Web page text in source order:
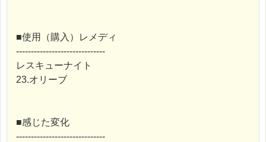
■使用（購入）レメディ
------------------------------
レスキューナイト
23.オリーブ
■感じた変化
------------------------------